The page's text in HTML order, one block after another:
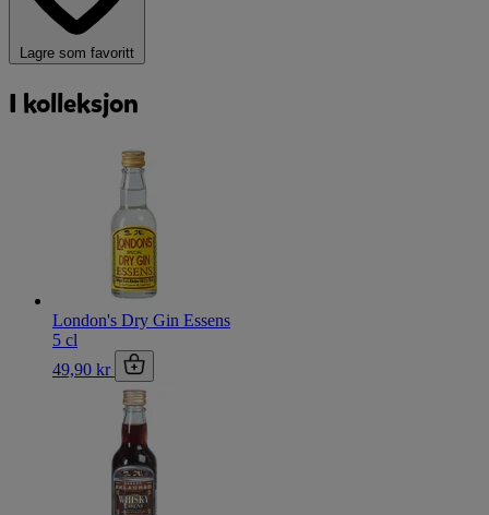
Lagre som favoritt
I kolleksjon
London's Dry Gin Essens
5 cl
49,90 kr